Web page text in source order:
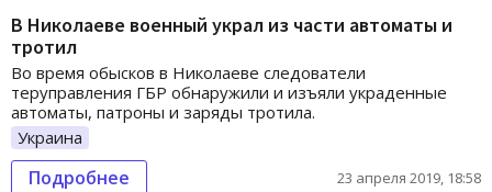
В Николаеве военный украл из части автоматы и
тротил
Во время обысков в Николаеве следователи
теруправления ГБР обнаружили и изъяли украденные
автоматы, патроны и заряды тротила.
Украина
Подробнее 23 апреля 2019, 18:58